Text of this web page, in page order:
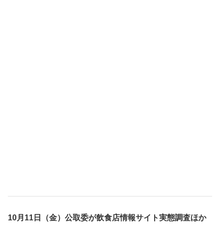
10月11日（金）公取委が飲食店情報サイト実態調査ほか